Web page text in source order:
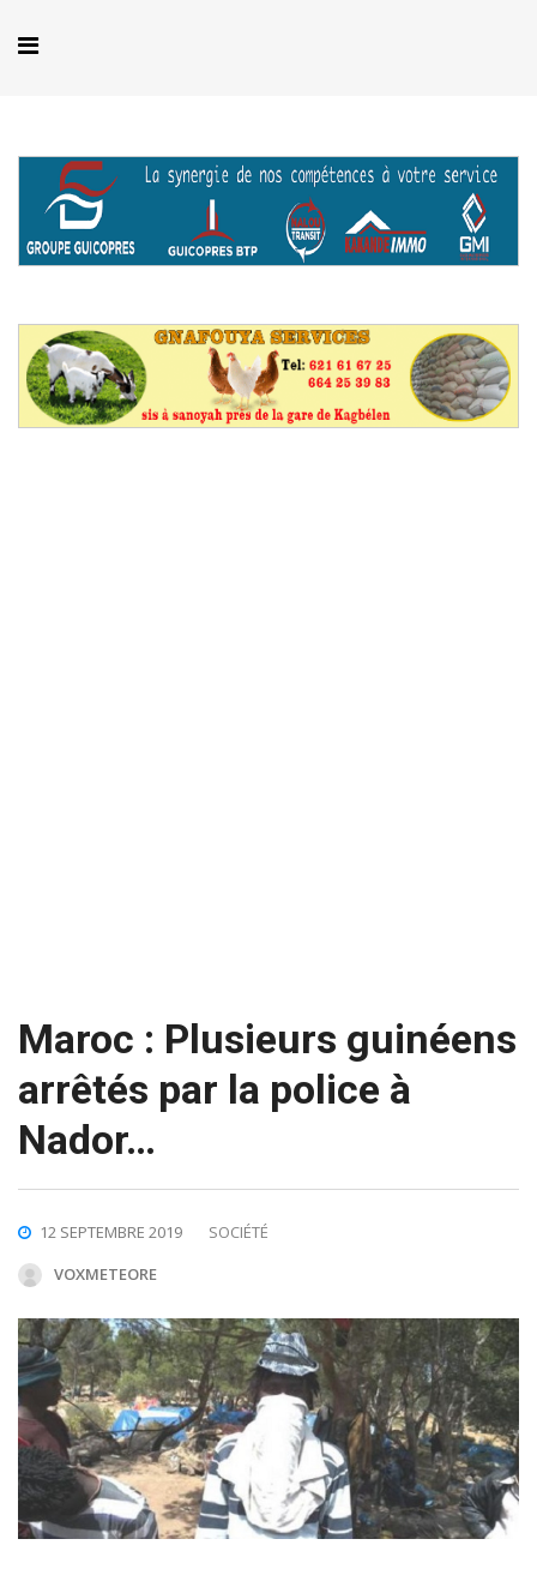
Maroc : Plusieurs guinéens
arrêtés par la police à
Nador…
12 SEPTEMBRE 2019
SOCIÉTÉ
VOXMETEORE